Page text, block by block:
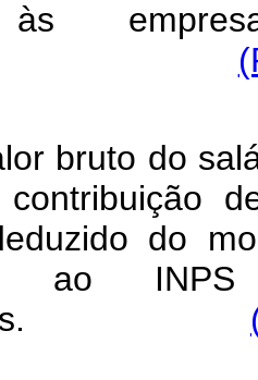
às
bruto do
do
ao